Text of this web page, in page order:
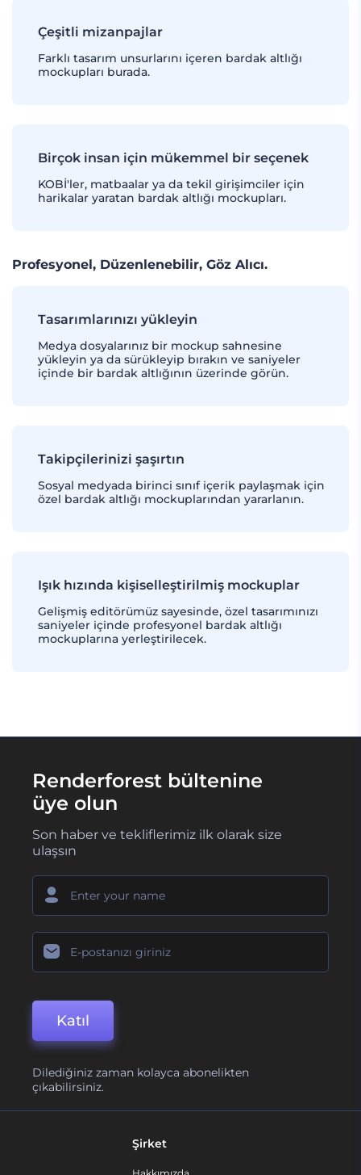
Çeşitli mizanpajlar
Farklı tasarım unsurlarını içeren bardak altlığı
mockupları burada.
Birçok insan için mükemmel bir seçenek
KOBİ'ler, matbaalar ya da tekil girişimciler için
harikalar yaratan bardak altlığı mockupları.
Profesyonel, Düzenlenebilir, Göz Alıcı.
Tasarımlarınızı yükleyin
Medya dosyalarınız bir mockup sahnesine
yükleyin ya da sürükleyip bırakın ve saniyeler
içinde bir bardak altlığının üzerinde görün.
Takipçilerinizi şaşırtın
Sosyal medyada birinci sınıf içerik paylaşmak için
özel bardak altlığı mockuplarından yararlanın.
Işık hızında kişiselleştirilmiş mockuplar
Gelişmiş editörümüz sayesinde, özel tasarımınızı
saniyeler içinde profesyonel bardak altlığı
mockuplarına yerleştirilecek.
Renderforest bültenine
üye olun
Son haber ve tekliflerimiz ilk olarak size
ulaşsın
Katıl
Dilediğiniz zaman kolayca abonelikten
çıkabilirsiniz.
Şirket